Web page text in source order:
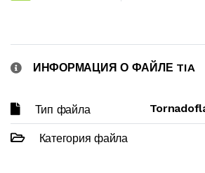
ИНФОРМАЦИЯ О ФАЙЛЕ TIA
Тип файла
Категория файла